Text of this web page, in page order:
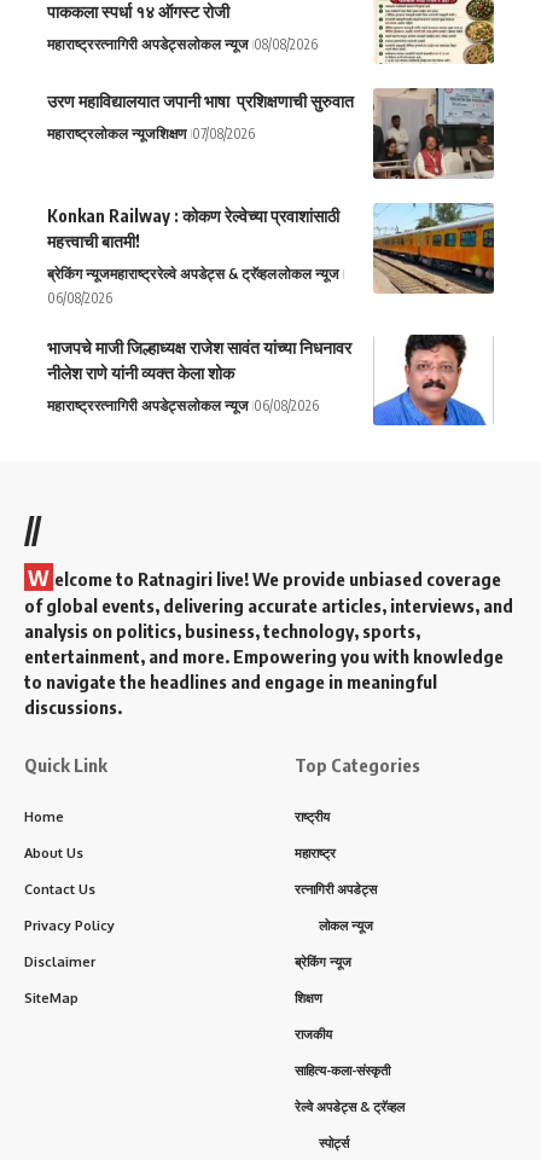
पाककला स्पर्धा १४ ऑगस्ट रोजी
महाराष्ट्ररत्नागिरी अपडेट्सलोकल न्यूज 08/08/2026
उरण महाविद्यालयात जपानी भाषा प्रशिक्षणाची सुरुवात
महाराष्ट्रलोकल न्यूजशिक्षण 07/08/2026
Konkan Railway : कोकण रेल्वेच्या प्रवाशांसाठी
महत्त्वाची बातमी!
ब्रेकिंग न्यूजमहाराष्ट्ररेल्वे अपडेट्स & ट्रॅव्हललोकल न्यूज
06/08/2026
भाजपचे माजी जिल्हाध्यक्ष राजेश सावंत यांच्या निधनावर
नीलेश राणे यांनी व्यक्त केला शोक
महाराष्ट्ररत्नागिरी अपडेट्सलोकल न्यूज 06/08/2026
//
W elcome to Ratnagiri live! We provide unbiased coverage
of global events, delivering accurate articles, interviews, and
analysis on politics, business, technology, sports,
entertainment, and more. Empowering you with knowledge
to navigate the headlines and engage in meaningful
discussions.
Quick Link
Home
About Us
Contact Us
Privacy Policy
Disclaimer
SiteMap
Top Categories
राष्ट्रीय
महाराष्ट्र
रत्नागिरी अपडेट्स
लोकल न्यूज
ब्रेकिंग न्यूज
शिक्षण
राजकीय
साहित्य-कला-संस्कृती
रेल्वे अपडेट्स & ट्रॅव्हल
स्पोर्ट्स